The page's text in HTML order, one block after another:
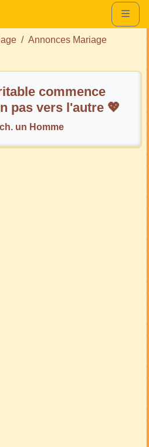
Annonces Mariage
commence
pas vers l'autre 💖
un Homme